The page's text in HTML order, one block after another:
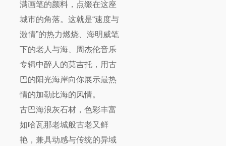
满画笔的颜料，点缀在这座
城市的角落。这就是“速度与
激情”的热力燃烧、海明威笔
下的老人与海、周杰伦音乐
专辑中醉人的莫吉托，用古
巴的阳光海岸向你展示最热
情的加勒比海的风情。
古巴海浪灰石材，色彩丰富
如哈瓦那老城般古老又鲜
艳，兼具动感与传统的异域